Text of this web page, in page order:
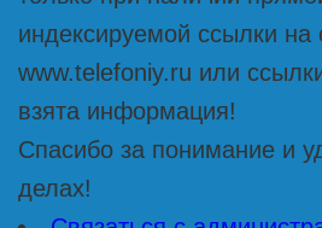
индексируемой ссылки на
www.telefoniy.ru или
взята информация!
Спасибо за понимание и
делах!